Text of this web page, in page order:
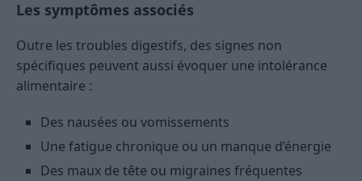
Les symptômes associés
Outre les troubles digestifs, des signes non
spécifiques peuvent aussi évoquer une intolérance
alimentaire :
Des nausées ou vomissements
Une fatigue chronique ou un manque d’énergie
Des maux de tête ou migraines fréquentes